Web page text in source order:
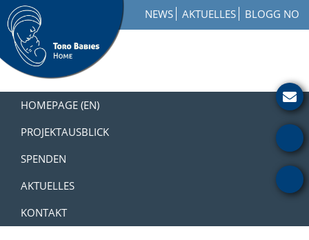
Zur
Hauptnavigation
springen
Skip
to
main
content
Zur
Fußzeile
springen
NEWS AKTUELLES BLOGG NO
Babies
Home
Involved
HOMEPAGE (EN)
PROJEKTAUSBLICK
SPENDEN
AKTUELLES
KONTAKT